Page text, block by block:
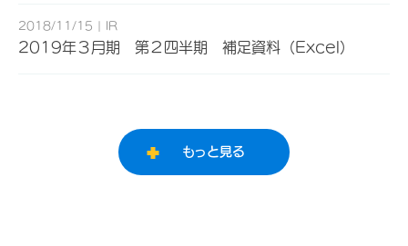
2018/11/15 IR
2019年３月期 第２四半期 補足資料（Excel）
もっと見る